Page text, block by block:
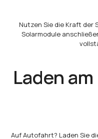
Nutzen Sie die Kraft der
Solarmodule
Laden
Auf Autofahrt? Laden Sie